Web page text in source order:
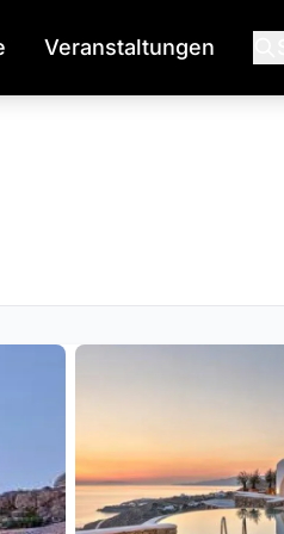
Veranstaltungen